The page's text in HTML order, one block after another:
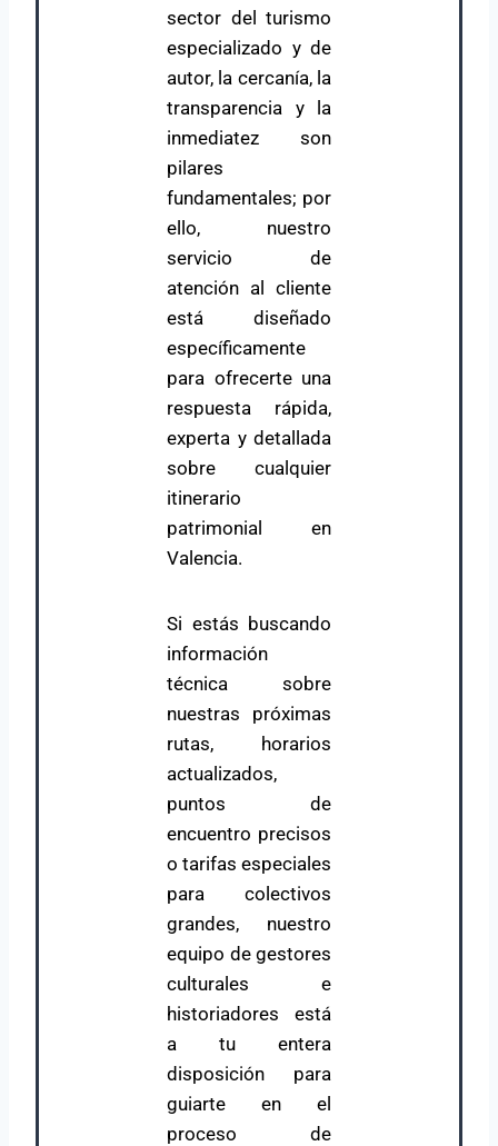
sector del turismo
especializado y de
autor, la cercanía, la
transparencia y la
inmediatez son
pilares
fundamentales; por
ello, nuestro
servicio de
atención al cliente
está diseñado
específicamente
para ofrecerte una
respuesta rápida,
experta y detallada
sobre cualquier
itinerario
patrimonial en
Valencia.
Si estás buscando
información
técnica sobre
nuestras próximas
rutas, horarios
actualizados,
puntos de
encuentro precisos
o tarifas especiales
para colectivos
grandes, nuestro
equipo de gestores
culturales e
historiadores está
a tu entera
disposición para
guiarte en el
proceso de